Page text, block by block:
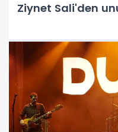
Ziynet Sali'den